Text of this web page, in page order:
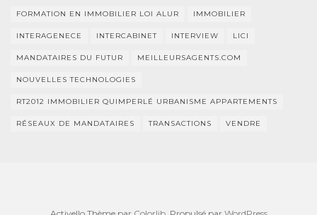
FORMATION EN IMMOBILIER LOI ALUR IMMOBILIER
INTERAGENECE INTERCABINET INTERVIEW LICI
MANDATAIRES DU FUTUR MEILLEURSAGENTS.COM
NOUVELLES TECHNOLOGIES
RT2012 IMMOBILIER QUIMPERLÉ URBANISME APPARTEMENTS
RÉSEAUX DE MANDATAIRES TRANSACTIONS VENDRE